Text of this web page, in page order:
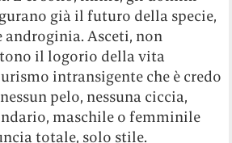
già il futuro della specie,
Asceti, non
il logorio della vita
intransigente che è credo
pelo, nessuna ciccia,
maschile o femminile
totale, solo stile.